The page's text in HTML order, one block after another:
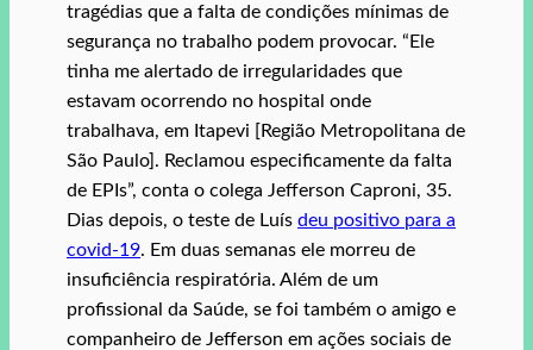
tragédias que a falta de condições mínimas de
segurança no trabalho podem provocar. “Ele
tinha me alertado de irregularidades que
estavam ocorrendo no hospital onde
trabalhava, em Itapevi [Região Metropolitana de
São Paulo]. Reclamou especificamente da falta
de EPIs”, conta o colega Jefferson Caproni, 35.
Dias depois, o teste de Luís deu positivo para a
covid-19. Em duas semanas ele morreu de
insuficiência respiratória. Além de um
profissional da Saúde, se foi também o amigo e
companheiro de Jefferson em ações sociais de